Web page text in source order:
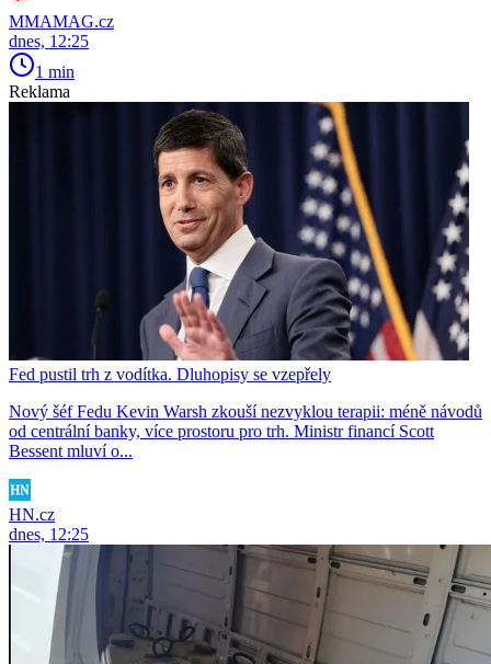
MMAMAG.cz
dnes, 12:25
1 min
Reklama
Fed pustil trh z vodítka. Dluhopisy se vzepřely
Nový šéf Fedu Kevin Warsh zkouší nezvyklou terapii: méně návodů
od centrální banky, více prostoru pro trh. Ministr financí Scott
Bessent mluví o...
HN.cz
dnes, 12:25